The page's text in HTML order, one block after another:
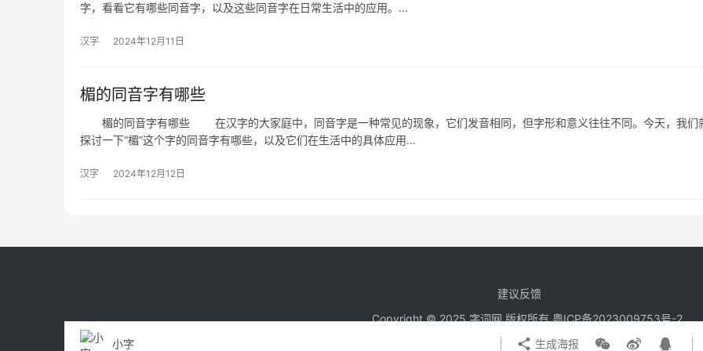
小字 生成海报
字，看看它有哪些同音字，以及这些同音字在日常生活中的应用。…
汉字 2024年12月11日
楣的同音字有哪些
楣的同音字有哪些 在汉字的大家庭中，同音字是一种常见的现象，它们发音相同，但字形和意义往往不同。今天，我们
探讨一下“楣”这个字的同音字有哪些，以及它们在生活中的具体应用…
汉字 2024年12月12日
建议反馈
Copyright © 2025 字词网 版权所有粤ICP备2023009753号-2